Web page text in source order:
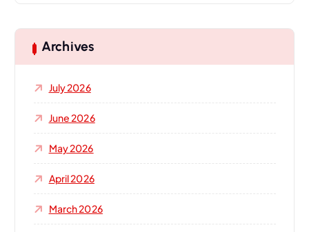
c
h
r
Archives
July 2026
June 2026
May 2026
April 2026
March 2026